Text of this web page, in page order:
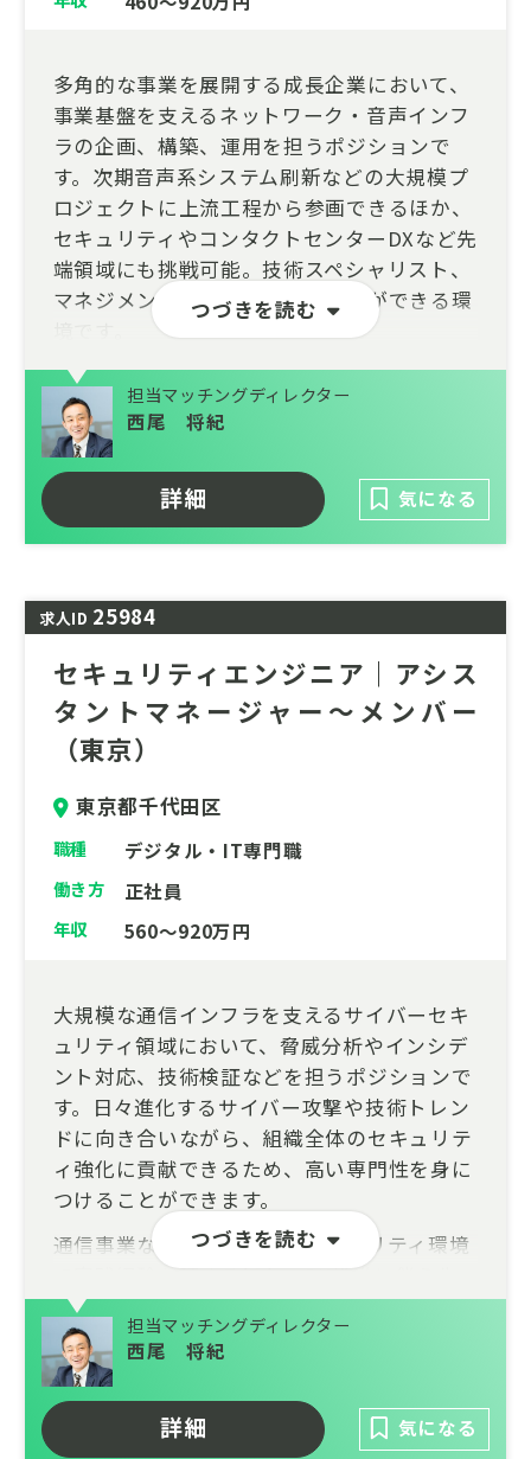
つづきを読む
多角的な事業を展開する成長企業において、
事業基盤を支えるネットワーク・音声インフ
ラの企画、構築、運用を担うポジションで
す。次期音声系システム刷新などの大規模プ
ロジェクトに上流工程から参画できるほか、
セキュリティやコンタクトセンターDXなど先
端領域にも挑戦可能。技術スペシャリスト、
マネジメント双方のキャリア形成ができる環
担当マッチングディレクター
西尾 将紀
詳細 気になる
求人ID 25984
セキュリティエンジニア｜アシス
タントマネージャー～メンバー
（東京）
東京都千代田区
職種 デジタル・IT専門職
働き方 正社員
年収 560～920万円
つづきを読む
大規模な通信インフラを支えるサイバーセキ
ュリティ領域において、脅威分析やインシデ
ント対応、技術検証などを担うポジションで
す。日々進化するサイバー攻撃や技術トレン
ドに向き合いながら、組織全体のセキュリテ
ィ強化に貢献できるため、高い専門性を身に
つけることができます。
通信事業ならではの高度なセキュリティ環境
で実践経験を積めるほか、DX推進に伴う先
進技術の活用にも関与可能です。将来的には
セキュリティ領域のスペシャリストとして専
門性を深めるだけでなく、戦略立案や組織横
断プロジェクトを担う中核人材としての活躍
も期待されています。
担当マッチングディレクター
西尾 将紀
詳細 気になる